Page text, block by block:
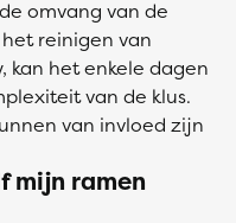
omvang van de
het reinigen van
kan het enkele dagen
van de klus.
van invloed zijn
mijn ramen